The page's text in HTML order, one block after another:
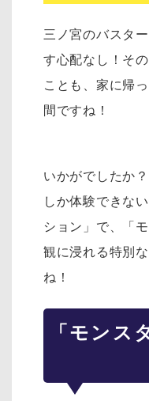
三ノ宮のバスタ
す心配なし！ そ
ことも、家に帰
間ですね！
いかがでしたか？
しか体験できな
ション」で、「
観に浸れる特別
ね！
「モンス